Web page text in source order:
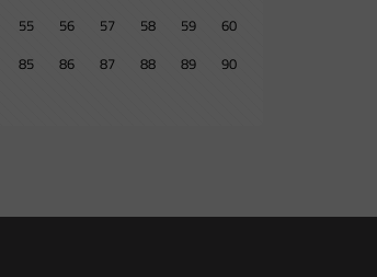
55 56 57 58 59
60
85 86 87 88 89
90